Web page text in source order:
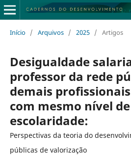
Início / Arquivos / 2025 / Artigos
Desigualdade
professor da rede
demais
com mesmo nível de
escolaridade:
Perspectivas da teoria do
públicas de valorização